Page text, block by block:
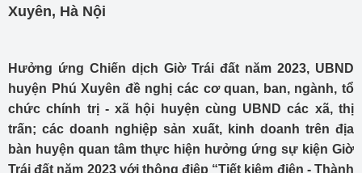
Xuyên, Hà Nội
Hưởng ứng Chiến dịch Giờ Trái đất năm 2023, UBND
huyện Phú Xuyên đề nghị các cơ quan, ban, ngành, tổ
chức chính trị - xã hội huyện cùng UBND các xã, thị
trấn; các doanh nghiệp sản xuất, kinh doanh trên địa
bàn huyện quan tâm thực hiện hưởng ứng sự kiện Giờ
Trái đất năm 2023 với thông điệp “Tiết kiệm điện - Thành